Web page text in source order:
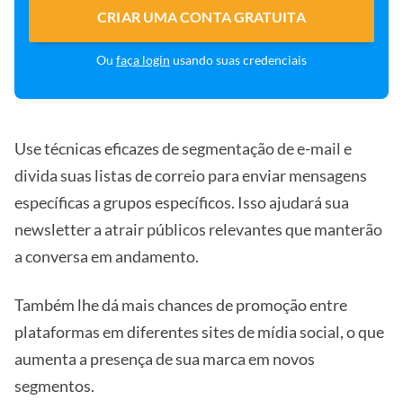
CRIAR UMA CONTA GRATUITA
Ou faça login usando suas credenciais
Use técnicas eficazes de segmentação de e-mail e
divida suas listas de correio para enviar mensagens
específicas a grupos específicos. Isso ajudará sua
newsletter a atrair públicos relevantes que manterão
a conversa em andamento.
Também lhe dá mais chances de promoção entre
plataformas em diferentes sites de mídia social, o que
aumenta a presença de sua marca em novos
segmentos.